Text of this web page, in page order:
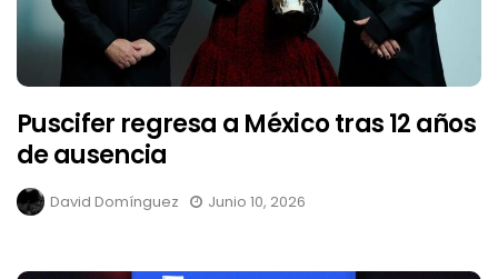
Puscifer regresa a México tras 12 años
de ausencia
David Domínguez Junio 10, 2026